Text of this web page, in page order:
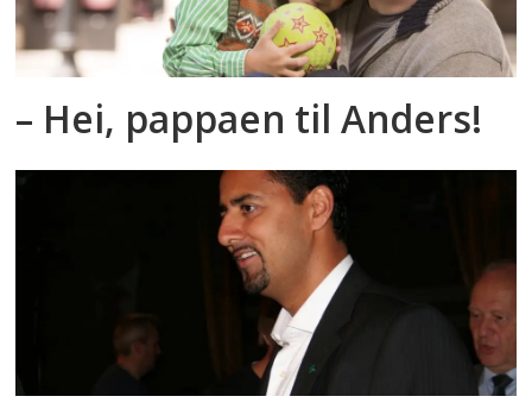
– Hei, pappaen til Anders!